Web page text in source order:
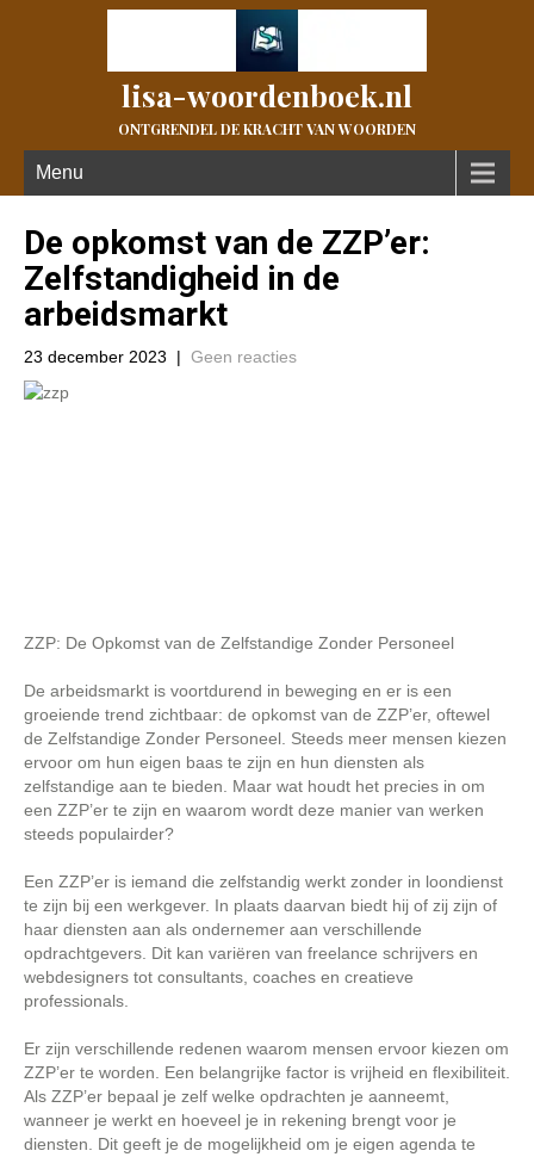
lisa-woordenboek.nl
ONTGRENDEL DE KRACHT VAN WOORDEN
Menu
De opkomst van de ZZP’er:
Zelfstandigheid in de
arbeidsmarkt
23 december 2023 | Geen reacties
ZZP: De Opkomst van de Zelfstandige Zonder Personeel
De arbeidsmarkt is voortdurend in beweging en er is een
groeiende trend zichtbaar: de opkomst van de ZZP’er, oftewel
de Zelfstandige Zonder Personeel. Steeds meer mensen kiezen
ervoor om hun eigen baas te zijn en hun diensten als
zelfstandige aan te bieden. Maar wat houdt het precies in om
een ZZP’er te zijn en waarom wordt deze manier van werken
steeds populairder?
Een ZZP’er is iemand die zelfstandig werkt zonder in loondienst
te zijn bij een werkgever. In plaats daarvan biedt hij of zij zijn of
haar diensten aan als ondernemer aan verschillende
opdrachtgevers. Dit kan variëren van freelance schrijvers en
webdesigners tot consultants, coaches en creatieve
professionals.
Er zijn verschillende redenen waarom mensen ervoor kiezen om
ZZP’er te worden. Een belangrijke factor is vrijheid en flexibiliteit.
Als ZZP’er bepaal je zelf welke opdrachten je aanneemt,
wanneer je werkt en hoeveel je in rekening brengt voor je
diensten. Dit geeft je de mogelijkheid om je eigen agenda te